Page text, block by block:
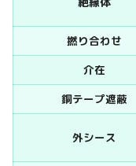
撚り合わせ
介在
銅テープ遮蔽
外シース